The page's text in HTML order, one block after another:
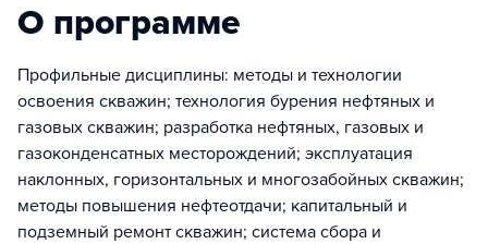
О программе
Профильные дисциплины: методы и технологии
освоения скважин; технология бурения нефтяных и
газовых скважин; разработка нефтяных, газовых и
газоконденсатных месторождений; эксплуатация
наклонных, горизонтальных и многозабойных скважин;
методы повышения нефтеотдачи; капитальный и
подземный ремонт скважин; система сбора и